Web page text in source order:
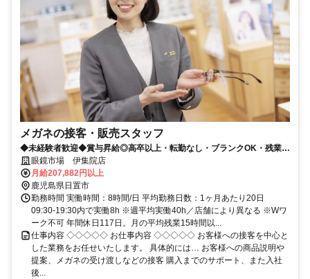
メガネの接客・販売スタッフ
◆未経験者歓迎◆賞与昇給◎高卒以上・転勤なし・ブランクOK・残業少
なめ・業界No1！
眼鏡市場 伊集院店
月給207,882円以上
鹿児島県日置市
勤務時間 実働時間：8時間/日 平均勤務日数：1ヶ月あたり20日
09:30-19:30内で実働8h ※週平均実働40h／店舗により異なる ※Wワ
ーク不可 年間休日117日。月の平均残業15時間以...
仕事内容 ◇◇◇◇◇ お仕事内容 ◇◇◇◇◇ お客様への接客を中心と
した業務をお任せいたします。 具体的には… お客様への商品説明や
提案、メガネの受け渡しなどの接客 購入までのサポート、また入社
後...